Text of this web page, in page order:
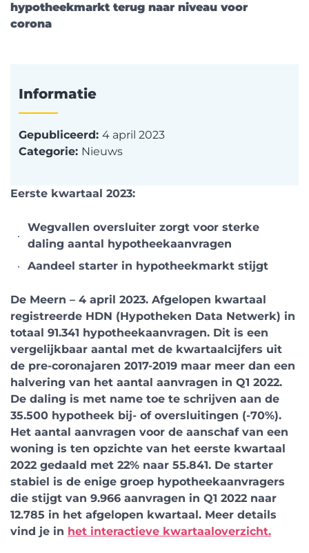
hypotheekmarkt terug naar niveau voor
corona
Informatie
Gepubliceerd: 4 april 2023
Categorie: Nieuws
Eerste kwartaal 2023:
Wegvallen oversluiter zorgt voor sterke
daling aantal hypotheekaanvragen
Aandeel starter in hypotheekmarkt stijgt
De Meern – 4 april 2023. Afgelopen kwartaal
registreerde HDN (Hypotheken Data Netwerk) in
totaal 91.341 hypotheekaanvragen. Dit is een
vergelijkbaar aantal met de kwartaalcijfers uit
de pre-coronajaren 2017-2019 maar meer dan een
halvering van het aantal aanvragen in Q1 2022.
De daling is met name toe te schrijven aan de
35.500 hypotheek bij- of oversluitingen (-70%).
Het aantal aanvragen voor de aanschaf van een
woning is ten opzichte van het eerste kwartaal
2022 gedaald met 22% naar 55.841. De starter
stabiel is de enige groep hypotheekaanvragers
die stijgt van 9.966 aanvragen in Q1 2022 naar
12.785 in het afgelopen kwartaal. Meer details
vind je in het interactieve kwartaaloverzicht.